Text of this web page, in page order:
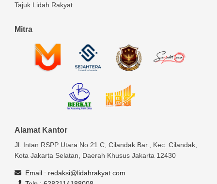
Tajuk Lidah Rakyat
Mitra
Alamat Kantor
Jl. Intan RSPP Utara No.21 C, Cilandak Bar., Kec. Cilandak,
Kota Jakarta Selatan, Daerah Khusus Jakarta 12430
Email : redaksi@lidahrakyat.com